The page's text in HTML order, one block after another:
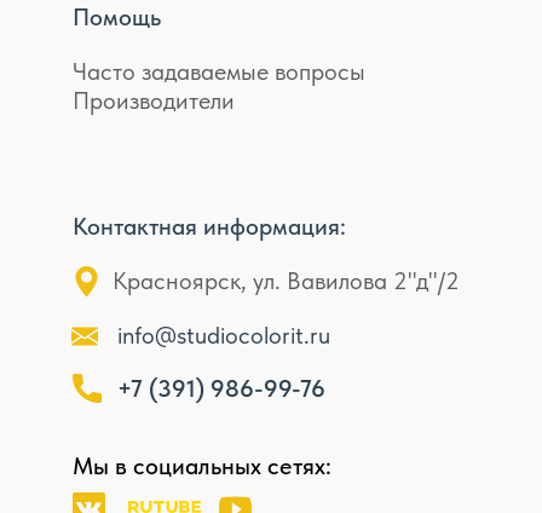
Помощь
Часто задаваемые вопросы
Производители
Контактная информация:
Красноярск, ул. Вавилова 2"д"/2
info@studiocolorit.ru
+7 (391) 986-99-76
Мы в социальных сетях: